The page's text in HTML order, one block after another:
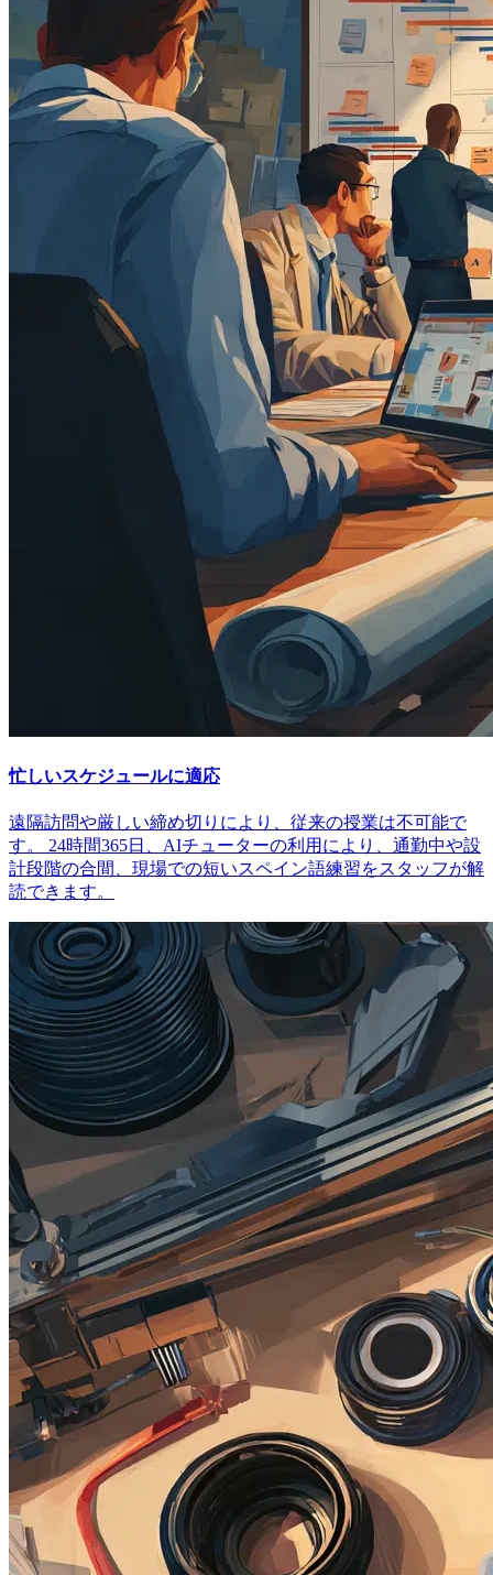
忙しいスケジュールに適応
遠隔訪問や厳しい締め切りにより、従来の授業は不可能で
す。 24時間365日、AIチューターの利用により、通勤中や設
計段階の合間、現場での短いスペイン語練習をスタッフが解
読できます。